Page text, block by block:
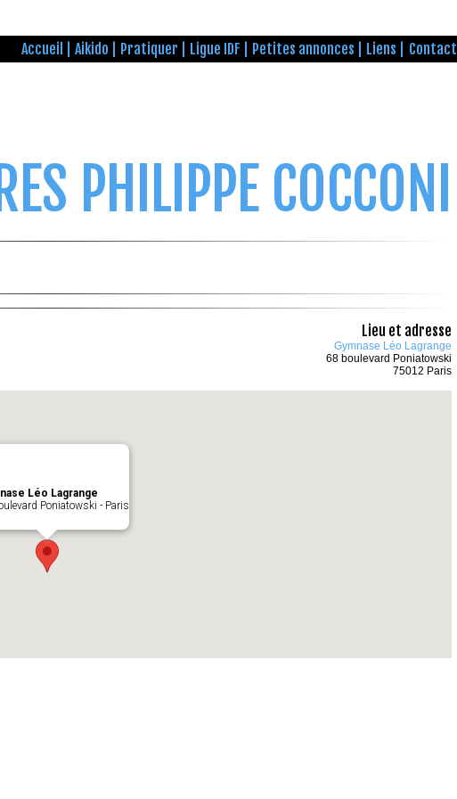
Accueil Aikido Pratiquer Ligue IDF Petites annonces Liens Contact
PHILIPPE COCCONI
Lieu et adresse
Gymnase Léo Lagrange
68 boulevard Poniatowski
75012 Paris
Léo Lagrange
Poniatowski - Paris